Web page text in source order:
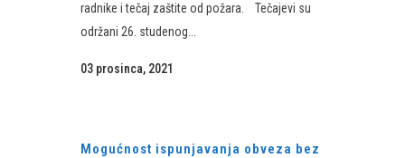
radnike i tečaj zaštite od požara. Tečajevi su
održani 26. studenog...
03 prosinca, 2021
Mogućnost ispunjavanja obveza bez